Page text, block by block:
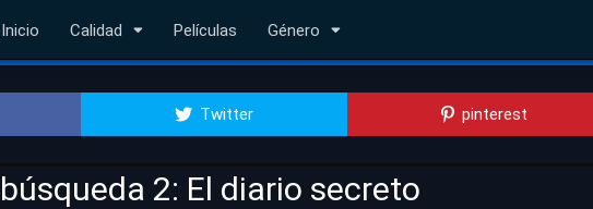
Inicio Calidad Películas Género
Twitter pinterest
2: El diario secreto